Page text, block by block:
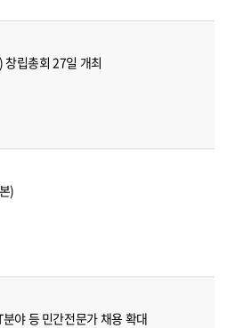
립총회 27일 개최
)
야 등 민간전문가 채용 확대